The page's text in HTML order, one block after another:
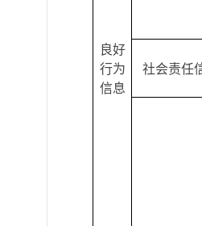
良好
行为
信息
社会责任